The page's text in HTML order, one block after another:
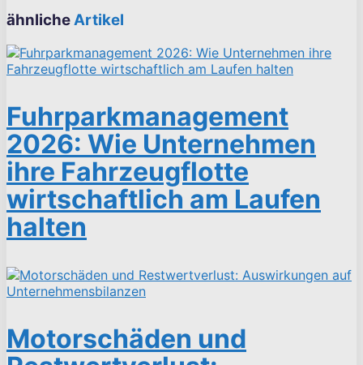
ähnlicheArtikel
Fuhrparkmanagement
2026: Wie Unternehmen
ihre Fahrzeugflotte
wirtschaftlich am Laufen
halten
Motorschäden und